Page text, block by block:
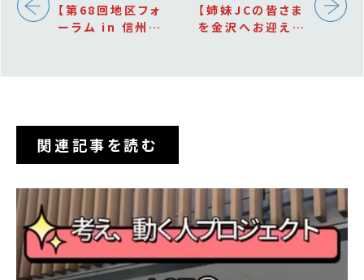
【第68回地区フォ
ーラム in 信州上
【姉妹JCの皆さま
を金沢へお迎えし
関連記事を読む
PICK UP